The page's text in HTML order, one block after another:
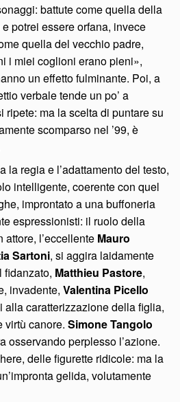
battute come quella della
potrei essere orfana, invece
quella del vecchio padre,
i miei coglioni erano pieni»,
un effetto fulminante. Poi, a
verbale tende un po’ a
ripete: ma la scelta di puntare su
scomparso nel ’99, è
la regia e l’adattamento del testo,
intelligente, coerente con quel
improntato a una buffoneria
espressionisti: il ruolo della
attore, l’eccellente Mauro
Sartoni, si aggira laidamente
fidanzato, Matthieu Pastore,
invadente, Valentina Picello
alla caratterizzazione della figlia,
virtù canore. Simone Tangolo
osservando perplesso l’azione.
delle figurette ridicole: ma la
gelida, volutamente